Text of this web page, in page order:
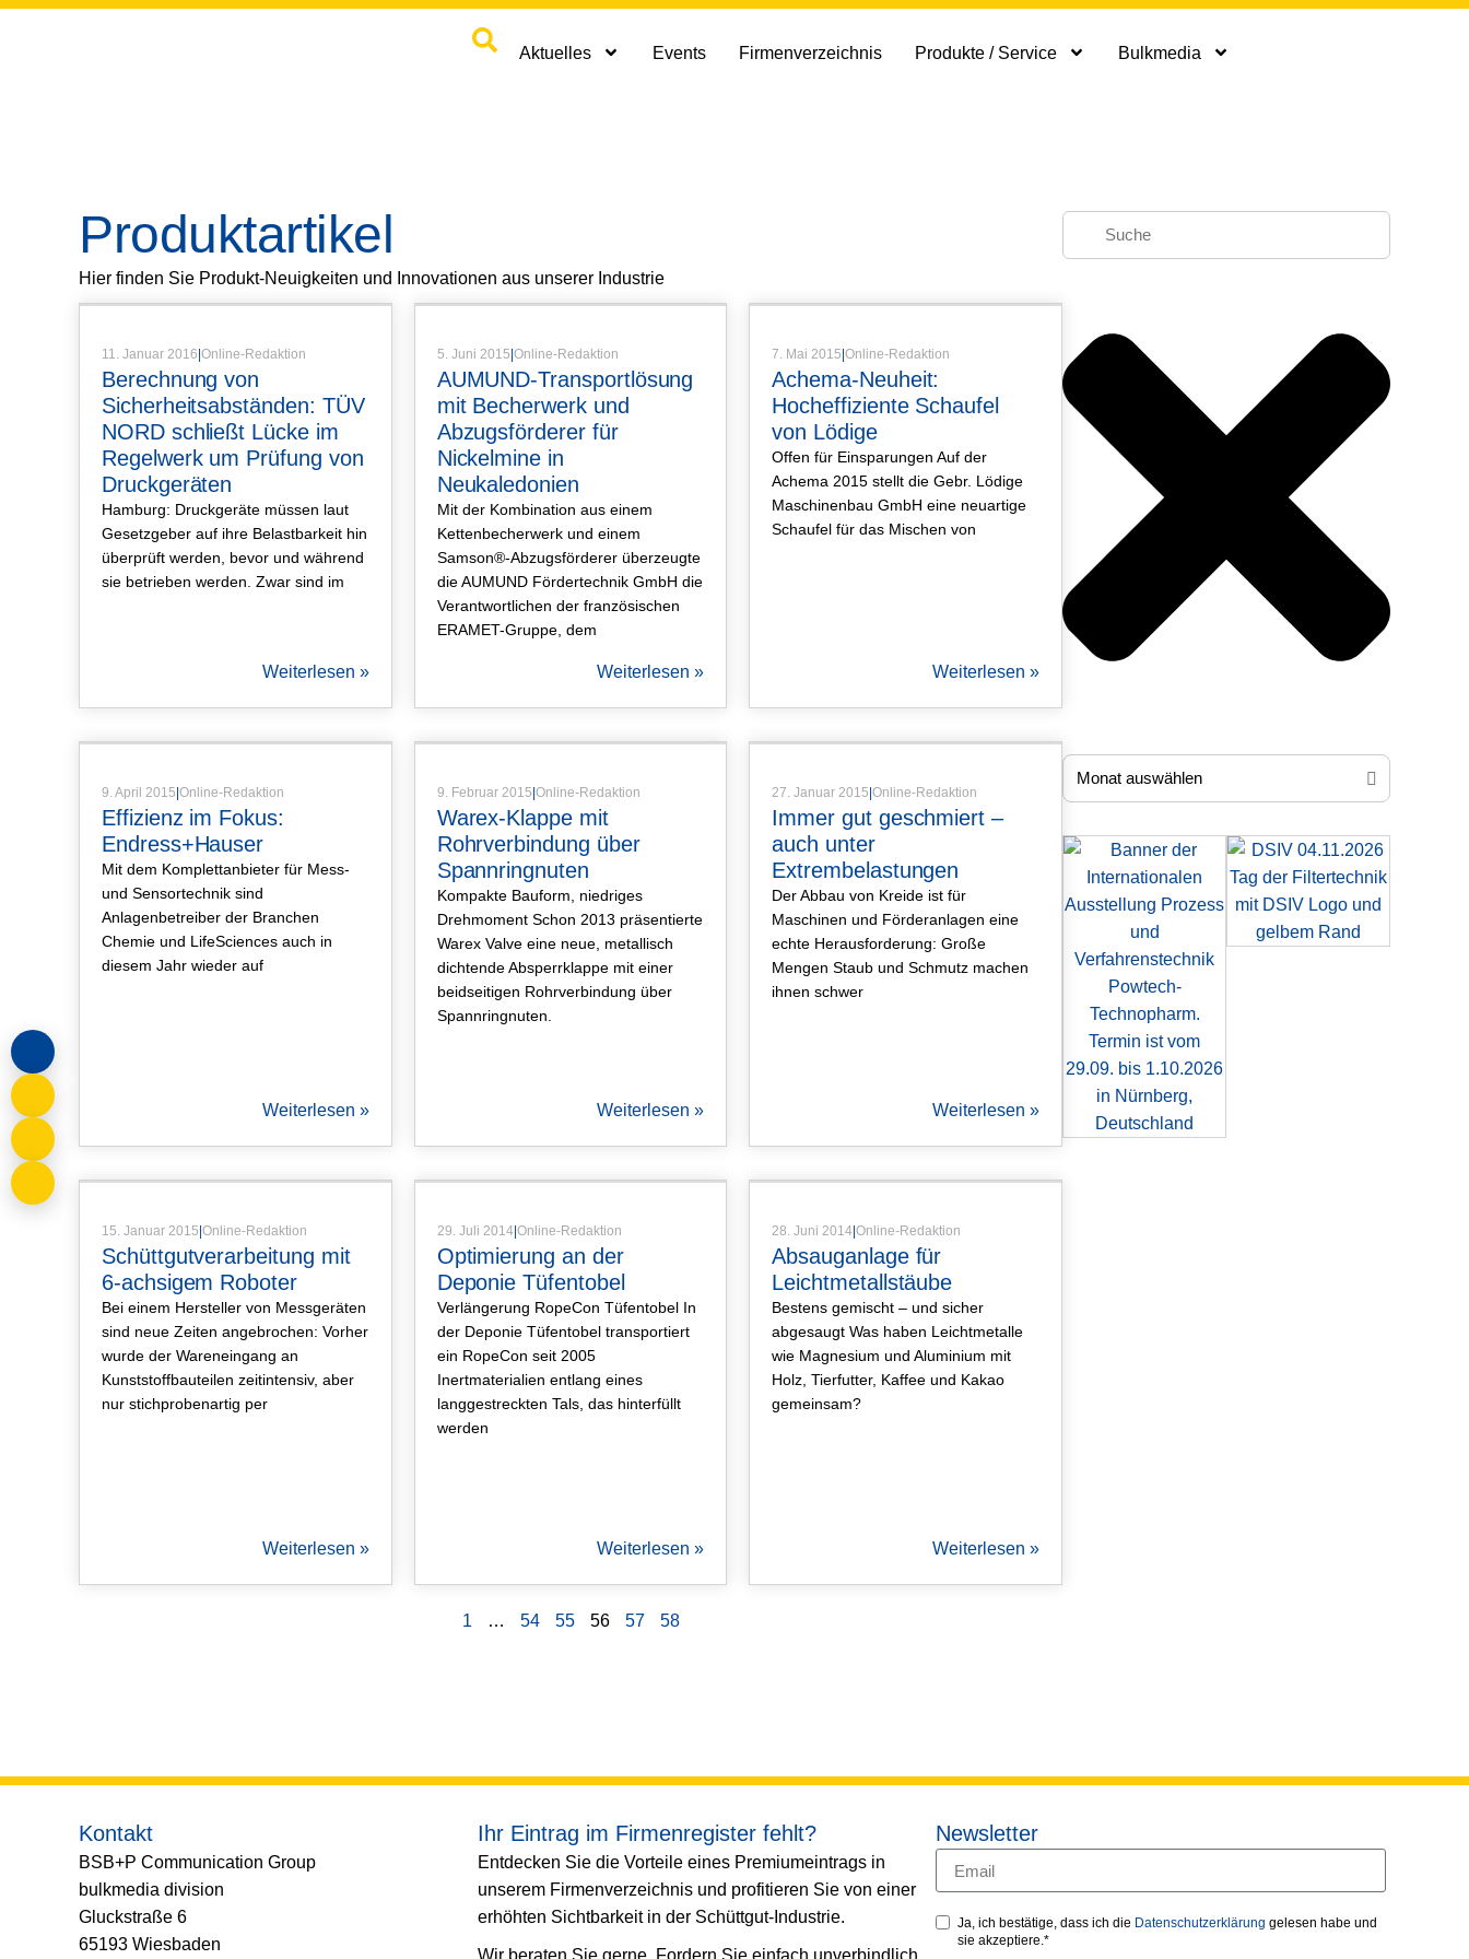
Aktuelles Events Firmenverzeichnis Produkte / Service Bulkmedia
Produktartikel
Hier finden Sie Produkt-Neuigkeiten und Innovationen aus unserer Industrie
Weiterlesen »
Artikel,Produktartikel
11. Januar 2016 Online-Redaktion
Berechnung von
Sicherheitsabständen: TÜV
NORD schließt Lücke im
Regelwerk um Prüfung von
Druckgeräten
Hamburg: Druckgeräte müssen laut
Gesetzgeber auf ihre Belastbarkeit hin
überprüft werden, bevor und während
sie betrieben werden. Zwar sind im
Weiterlesen »
5. Juni 2015 Online-Redaktion
AUMUND-Transportlösung
mit Becherwerk und
Abzugsförderer für
Nickelmine in
Neukaledonien
Mit der Kombination aus einem
Kettenbecherwerk und einem
Samson®-Abzugsförderer überzeugte
die AUMUND Fördertechnik GmbH die
Verantwortlichen der französischen
ERAMET-Gruppe, dem
Weiterlesen »
7. Mai 2015 |Online-Redaktion
Achema-Neuheit:
Hocheffiziente Schaufel
von Lödige
Offen für Einsparungen Auf der
Achema 2015 stellt die Gebr. Lödige
Maschinenbau GmbH eine neuartige
Schaufel für das Mischen von
Weiterlesen »
9. April 2015 Online-Redaktion
Effizienz im Fokus:
Endress+Hauser
Mit dem Komplettanbieter für Mess-
und Sensortechnik sind
Anlagenbetreiber der Branchen
Chemie und LifeSciences auch in
diesem Jahr wieder auf
Weiterlesen »
9. Februar 2015 Online-Redaktion
Warex-Klappe mit
Rohrverbindung über
Spannringnuten
Kompakte Bauform, niedriges
Drehmoment Schon 2013 präsentierte
Warex Valve eine neue, metallisch
dichtende Absperrklappe mit einer
beidseitigen Rohrverbindung über
Spannringnuten.
Weiterlesen »
27. Januar 2015 |Online-Redaktion
Immer gut geschmiert –
auch unter
Extrembelastungen
Der Abbau von Kreide ist für
Maschinen und Förderanlagen eine
echte Herausforderung: Große
Mengen Staub und Schmutz machen
ihnen schwer
Weiterlesen »
15. Januar 2015 Online-Redaktion
Schüttgutverarbeitung mit
6-achsigem Roboter
Bei einem Hersteller von Messgeräten
sind neue Zeiten angebrochen: Vorher
wurde der Wareneingang an
Kunststoffbauteilen zeitintensiv, aber
nur stichprobenartig per
Weiterlesen »
29. Juli 2014| Online-Redaktion
Optimierung an der
Deponie Tüfentobel
Verlängerung RopeCon Tüfentobel In
der Deponie Tüfentobel transportiert
ein RopeCon seit 2005
Inertmaterialien entlang eines
langgestreckten Tals, das hinterfüllt
werden
Weiterlesen »
28. Juni 2014 |Online-Redaktion
Absauganlage für
Leichtmetallstäube
Bestens gemischt – und sicher
abgesaugt Was haben Leichtmetalle
wie Magnesium und Aluminium mit
Holz, Tierfutter, Kaffee und Kakao
gemeinsam?
1 … 54 55 56 57 58
Kontakt
BSB+P Communication Group
bulkmedia division
Gluckstraße 6
65193 Wiesbaden
Ihr Eintrag im Firmenregister fehlt?
Entdecken Sie die Vorteile eines Premiumeintrags in
unserem Firmenverzeichnis und profitieren Sie von einer
erhöhten Sichtbarkeit in der Schüttgut-Industrie.
Wir beraten Sie gerne. Fordern Sie einfach unverbindlich
Newsletter
Ja, ich bestätige, dass ich die Datenschutzerklärunggelesen habe und
sie akzeptiere.*